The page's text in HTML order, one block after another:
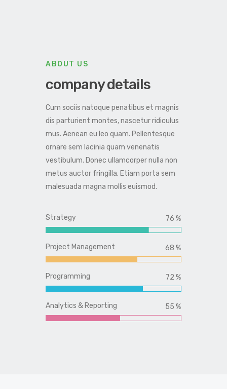
ABOUT US
company details
Cum sociis natoque penatibus et magnis
dis parturient montes, nascetur ridiculus
mus. Aenean eu leo quam. Pellentesque
ornare sem lacinia quam venenatis
vestibulum. Donec ullamcorper nulla non
metus auctor fringilla. Etiam porta sem
malesuada magna mollis euismod.
Strategy 90 %
Project Management 80 %
Programming 85 %
Analytics & Reporting 65 %